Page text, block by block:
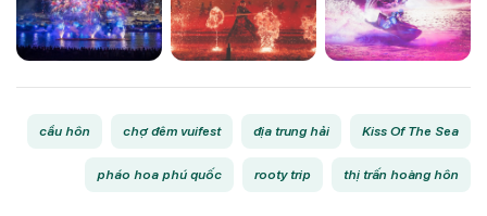
cầu hôn chợ đêm vuifest địa trung hải Kiss Of The Sea
pháo hoa phú quốc rooty trip thị trấn hoàng hôn